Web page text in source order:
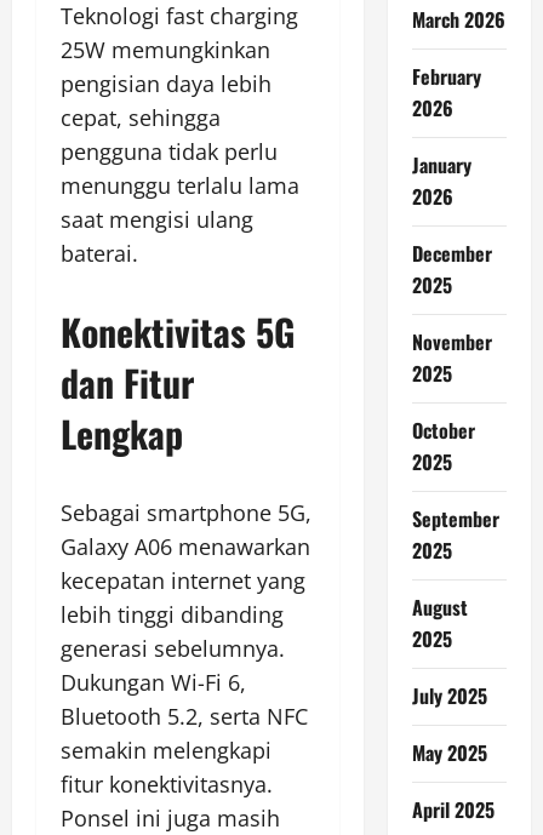
Teknologi fast charging
25W memungkinkan
pengisian daya lebih
cepat, sehingga
pengguna tidak perlu
menunggu terlalu lama
saat mengisi ulang
baterai.
Konektivitas 5G
dan Fitur
Lengkap
Sebagai smartphone 5G,
Galaxy A06 menawarkan
kecepatan internet yang
lebih tinggi dibanding
generasi sebelumnya.
Dukungan Wi-Fi 6,
Bluetooth 5.2, serta NFC
semakin melengkapi
fitur konektivitasnya.
Ponsel ini juga masih
March 2026
February
2026
January
2026
December
2025
November
2025
October
2025
September
2025
August
2025
July 2025
May 2025
April 2025